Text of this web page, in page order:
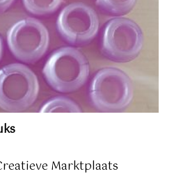
Marktplaats